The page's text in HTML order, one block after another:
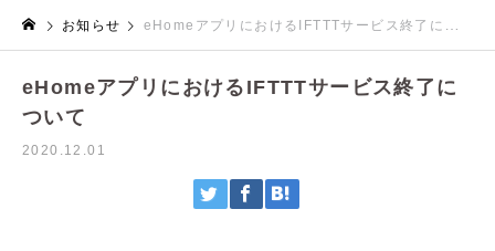
お知らせ eHomeアプリにおけるIFTTTサービス終了について
eHomeアプリにおけるIFTTTサービス終了に
ついて
2020.12.01